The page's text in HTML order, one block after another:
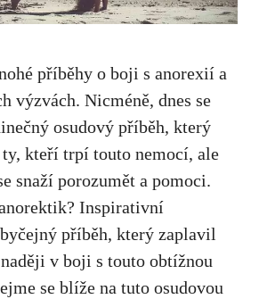
příběhy o boji s anorexií a
výzvách. ​Nicméně,⁣ dnes se
osudový příběh, který
kteří trpí touto nemocí, ale
snaží porozumět a pomoci.
Inspirativní
‌příběh, který zaplavil
v boji s touto obtížnou
se blíže na tuto‍ osudovou